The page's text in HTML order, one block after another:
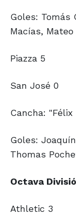
Goles: Tomás
Macías, Mateo
Piazza 5
San José 0
Cancha: "Félix
Goles:
Thomas
Octava
Athletic 3